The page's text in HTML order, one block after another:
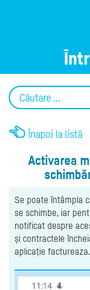
Înapoi la listă
Activarea
Se poate întâmpla
se schimbe, iar
notificat despre
și contractele
aplicație